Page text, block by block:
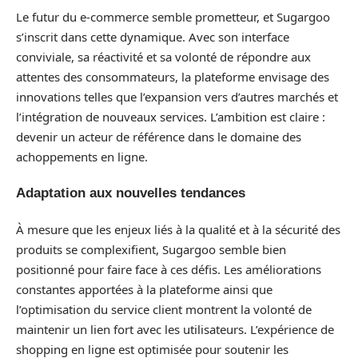
Le futur du e-commerce semble prometteur, et Sugargoo
s’inscrit dans cette dynamique. Avec son interface
conviviale, sa réactivité et sa volonté de répondre aux
attentes des consommateurs, la plateforme envisage des
innovations telles que l’expansion vers d’autres marchés et
l’intégration de nouveaux services. L’ambition est claire :
devenir un acteur de référence dans le domaine des
achoppements en ligne.
Adaptation aux nouvelles tendances
À mesure que les enjeux liés à la qualité et à la sécurité des
produits se complexifient, Sugargoo semble bien
positionné pour faire face à ces défis. Les améliorations
constantes apportées à la plateforme ainsi que
l’optimisation du service client montrent la volonté de
maintenir un lien fort avec les utilisateurs. L’expérience de
shopping en ligne est optimisée pour soutenir les